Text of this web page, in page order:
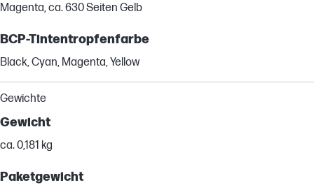
Magenta, ca. 630 Seiten Gelb
BCP-Tintentropfenfarbe
Black, Cyan, Magenta, Yellow
Gewichte
Gewicht
ca. 0,181 kg
Paketgewicht